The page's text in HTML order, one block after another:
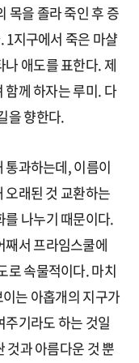
목을 졸라 죽인 후 증
1지구에서 죽은 마샬
애도를 표한다. 제
함께 하자는 루미. 다
을 향한다.
통과하는데, 이름이
오래된 것 교환하는
를 나누기 때문이다.
째서 프라임스쿨에
로 속물적이다. 마치
는 아홉개의 지구가
기라도 하는 것일
것과 아름다운 것 뿐